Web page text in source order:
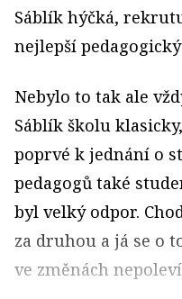
Sáblík hýčká,
nejlepší
Nebylo to tak ale
Sáblík školu
poprvé k jednání o
pedagogů také
byl velký odpor.
za druhou a já se o
ve změnách